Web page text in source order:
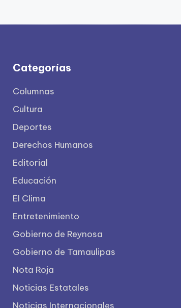
Categorías
Columnas
Cultura
Deportes
Derechos Humanos
Editorial
Educación
El Clima
Entretenimiento
Gobierno de Reynosa
Gobierno de Tamaulipas
Nota Roja
Noticias Estatales
Noticias Internacionales